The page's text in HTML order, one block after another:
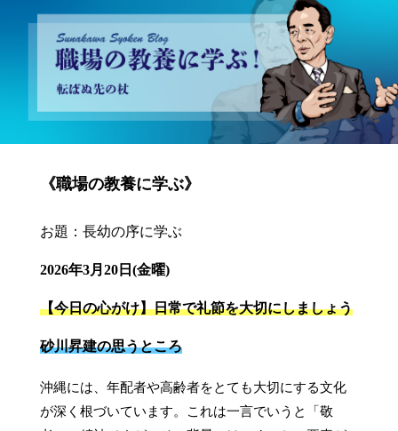
砂川昇建会長ブログ 職場の教養に学ぶ！～転ばぬ先の杖～
《職場の教養に学ぶ》
お題：長幼の序に学ぶ
2026年3月20日(金曜)
【今日の心がけ】日常で礼節を大切にしましょう
砂川昇建の思うところ
沖縄には、年配者や高齢者をとても大切にする文化
が深く根づいています。これは一言でいうと「敬